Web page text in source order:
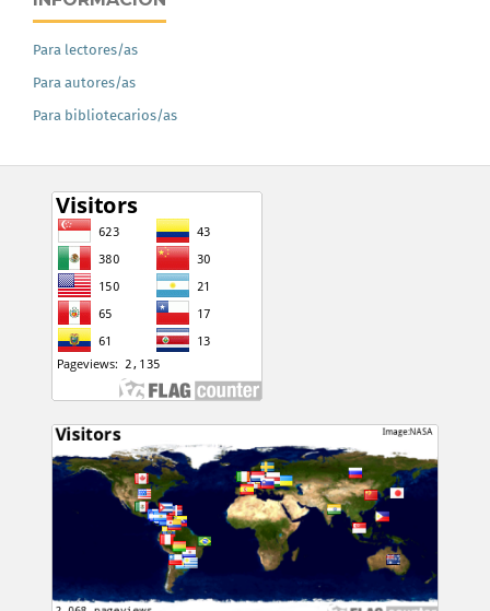
Para lectores/as
Para autores/as
Para bibliotecarios/as